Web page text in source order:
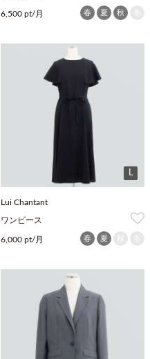
6,500 pt/月 春 夏 秋
L
Lui Chantant
ワンピース
6,000 pt/月 春 夏